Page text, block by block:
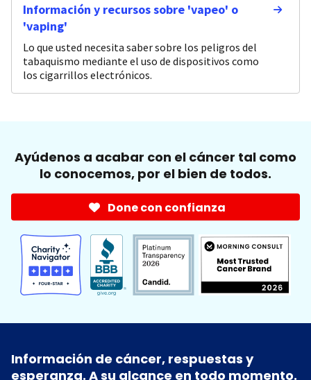
Información y recursos sobre 'vapeo' o
'vaping'
Lo que usted necesita saber sobre los peligros del
tabaquismo mediante el uso de dispositivos como
los cigarrillos electrónicos.
Ayúdenos a acabar con el cáncer tal como
lo conocemos, por el bien de todos.
Done con confianza
Información de cáncer, respuestas y
esperanza. A su alcance en todo momento.